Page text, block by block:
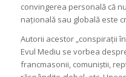
convingerea personală că
națională sau globală este
Autorii acestor „conspirații
Evul Mediu se vorbea
francmasonii, comuniștii,